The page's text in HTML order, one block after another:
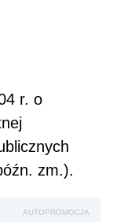
r. o
zm.).
AUTOPROMOCJA